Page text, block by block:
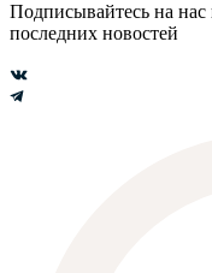
Подписывайтесь на нас
последних новостей